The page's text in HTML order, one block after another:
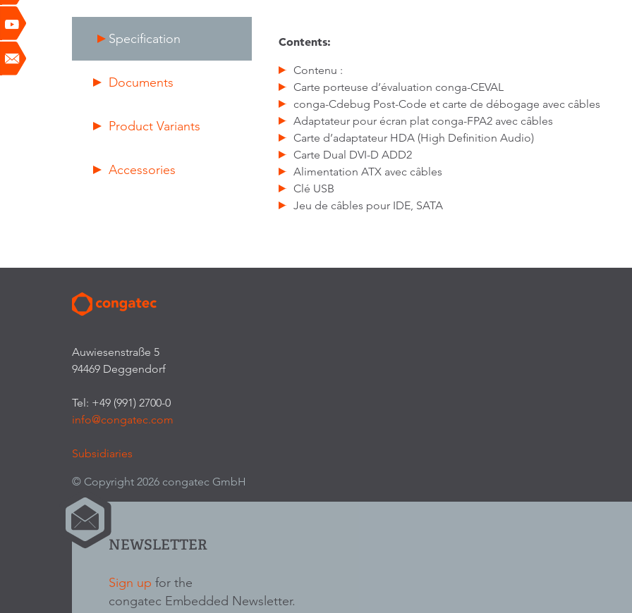
Specification
Documents
Product Variants
Accessories
Contents:
Contenu :
Carte porteuse d’évaluation conga-CEVAL
conga-Cdebug Post-Code et carte de débogage avec câbles
Adaptateur pour écran plat conga-FPA2 avec câbles
Carte d’adaptateur HDA (High Definition Audio)
Carte Dual DVI-D ADD2
Alimentation ATX avec câbles
Clé USB
Jeu de câbles pour IDE, SATA
Auwiesenstraße 5
94469 Deggendorf
Tel: +49 (991) 2700-0
info@congatec.com
Subsidiaries
© Copyright 2026 congatec GmbH
NEWSLETTER
Sign up for the
congatec Embedded Newsletter.